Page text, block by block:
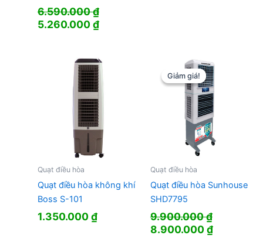
6.590.000₫
Giá
6.590.000 ₫.
5.260.000₫Giá
là:
5.260.000 ₫.
Quạt điều hòa
Quạt điều hòa không khí
Boss S-101
1.350.000₫
Giảm giá!
Giảm giá!
Quạt điều hòa
Quạt điều hòa Sunhouse
SHD7795
9.900.000₫
Giá
8.900.000₫Giá